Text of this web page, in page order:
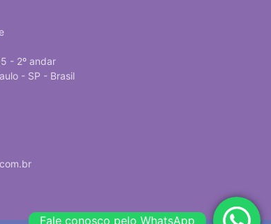
- 2º andar
- SP - Brasil
Fale conosco pelo WhatsApp